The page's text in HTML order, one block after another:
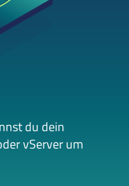
du dein
vServer um